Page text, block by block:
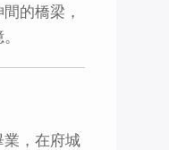
的橋梁，
，在府城